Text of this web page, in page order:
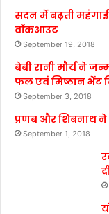
सदन में बढ़ती महंगाई
वॉकआउट
September 19, 2018
बेबी रानी मौर्य ने
फल एवं मिष्ठान भेंट
September 3, 2018
प्रणब और शिबनाथ
September 1, 2018